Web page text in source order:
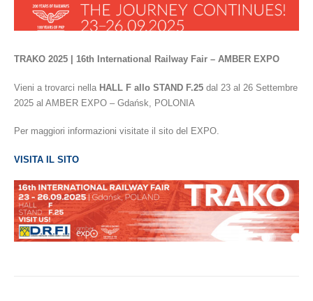
TRAKO 2025 | 16th International Railway Fair – AMBER EXPO
Vieni a trovarci nella HALL F allo STAND F.25 dal 23 al 26 Settembre
2025 al AMBER EXPO – Gdańsk, POLONIA
Per maggiori informazioni visitate il sito del EXPO.
VISITA IL SITO